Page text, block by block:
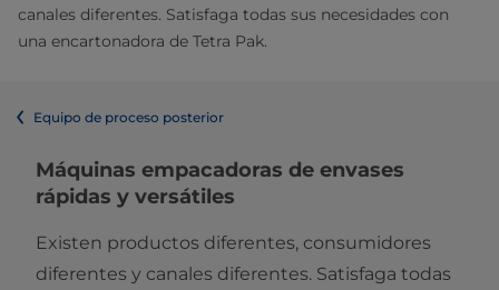
canales diferentes. Satisfaga todas sus necesidades con
una encartonadora de Tetra Pak.
Equipo de proceso posterior
​​​​Máquinas empacadoras de envases
rápidas y versátiles
​Existen productos diferentes, consumidores
diferentes y canales diferentes. Satisfaga todas